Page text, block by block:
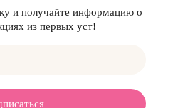
и получайте информацию о
из первых уст!